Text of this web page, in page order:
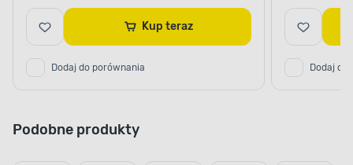
Kup teraz
Dodaj do porównania Dodaj do
Podobne produkty